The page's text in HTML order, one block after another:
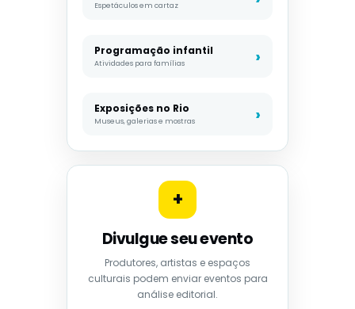
Espetáculos em cartaz
Programação infantil
Atividades para famílias
Exposições no Rio
Museus, galerias e mostras
+
Divulgue seu evento
Produtores, artistas e espaços
culturais podem enviar eventos para
análise editorial.